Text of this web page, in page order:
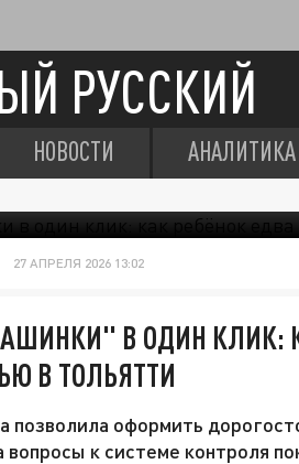
РУССКИЙ
НОВОСТИ АНАЛИТИКА
27 АПРЕЛЯ 2026 13:02
В ОДИН КЛИК:
В ТОЛЬЯТТИ
позволила оформить
к системе контроля